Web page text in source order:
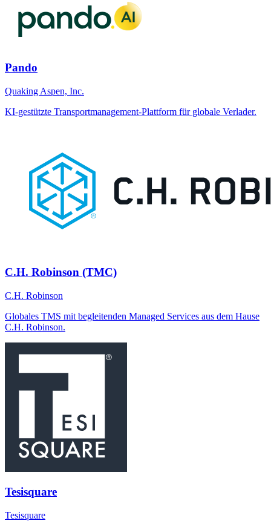
Pando
Quaking Aspen, Inc.
KI-gestützte Transportmanagement-Plattform für globale Verlader.
C.H. Robinson (TMC)
C.H. Robinson
Globales TMS mit begleitenden Managed Services aus dem Hause
C.H. Robinson.
Tesisquare
Tesisquare